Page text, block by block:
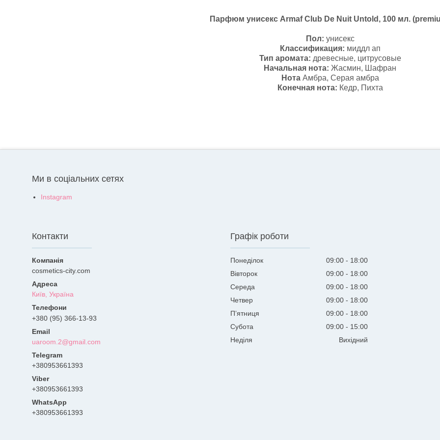
Парфюм унисекс Armaf Club De Nuit Untold, 100 мл.
Пол: унисекс
Классификация: миддл ап
Тип аромата: древесные, цитрусовые
Начальная нота: Жасмин, Шафран
НотаАмбра, Серая амбра
Конечная нота: Кедр, Пихта
Ми в соціальних сетях
Instagram
Контакти
cosmetics-city.com
Київ, Україна
+380 (95) 366-13-93
uaroom.2@gmail.com
+380953661393
+380953661393
+380953661393
Графік роботи
Понеділок 09:00
18:00
Вівторок
09:00
18:00
Середа
09:00
18:00
Четвер
09:00
18:00
Пʼятниця
09:00
18:00
Субота
09:00
15:00
Неділя
Вихідний